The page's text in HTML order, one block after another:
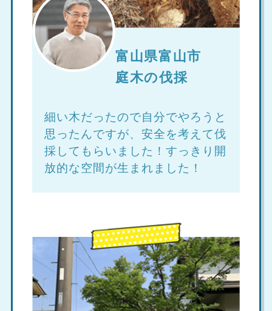
富山県富山市
庭木の伐採
細い木だったので自分でやろうと
思ったんですが、安全を考えて伐
採してもらいました！すっきり開
放的な空間が生まれました！